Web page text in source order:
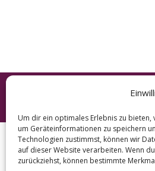
Um dir ein optimales Erlebnis zu
um Geräteinformationen zu speichern
Technologien zustimmst, können wir
auf dieser Website verarbeiten. Wenn
zurückziehst, können bestimmte